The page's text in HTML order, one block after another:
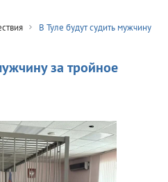
В Туле будут судить мужчину
за тройное